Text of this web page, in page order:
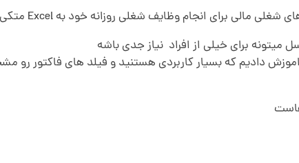
شغلی مالی برای انجام وظایف شغلی روزانه خود به Excel متکی هستن
برای خیلی از افراد نیاز جدی باشه
دادیم که بسیار کاربردی هستنید و فیلد های فاکتور رو